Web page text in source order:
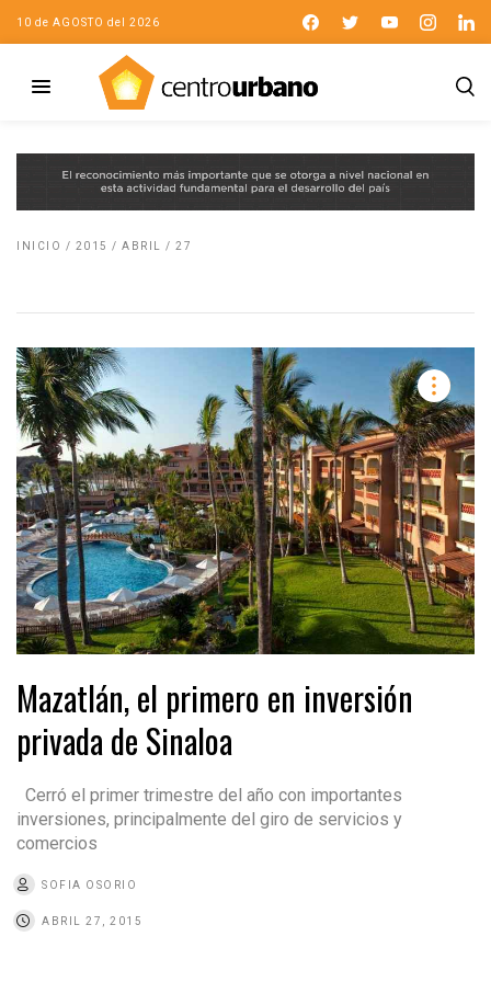
10 de AGOSTO del 2026
INICIO / 2015 / ABRIL / 27
Mazatlán, el primero en inversión
privada de Sinaloa
Cerró el primer trimestre del año con importantes
inversiones, principalmente del giro de servicios y
comercios
SOFIA OSORIO
ABRIL 27, 2015